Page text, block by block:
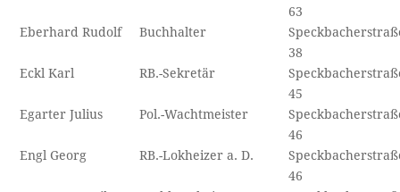
63
Eberhard Rudolf
Buchhalter
38
Eckl Karl
RB.-Sekretär
45
Egarter Julius
Pol.-Wachtmeister
46
Engl Georg
RB.-Lokheizer a. D.
46